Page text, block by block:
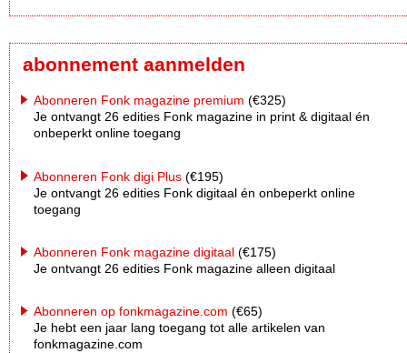
abonnement aanmelden
Abonneren Fonk magazine premium (€325)
Je ontvangt 26 edities Fonk magazine in print & digitaal én
onbeperkt online toegang
Abonneren Fonk digi Plus (€195)
Je ontvangt 26 edities Fonk digitaal én onbeperkt online
toegang
Abonneren Fonk magazine digitaal (€175)
Je ontvangt 26 edities Fonk magazine alleen digitaal
Abonneren op fonkmagazine.com (€65)
Je hebt een jaar lang toegang tot alle artikelen van
fonkmagazine.com